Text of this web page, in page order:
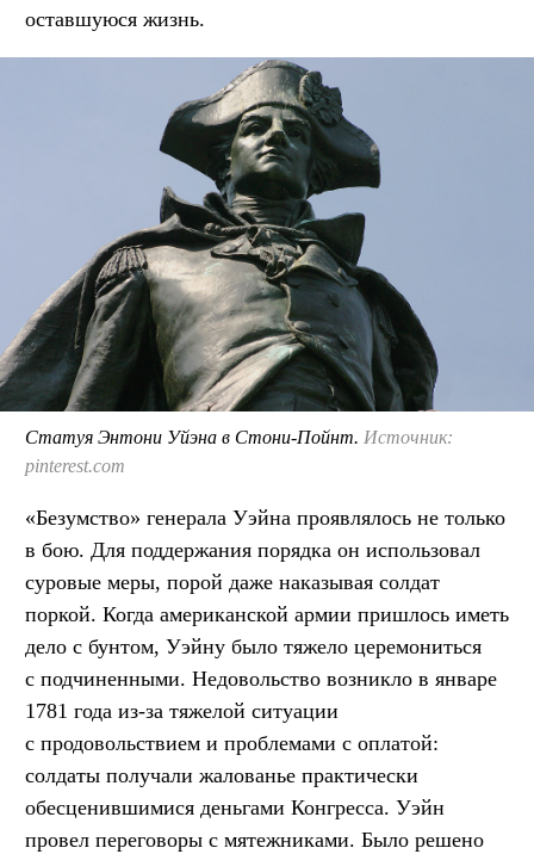
оставшуюся жизнь.
Статуя Энтони Уйэна в Стони-Пойнт. Источник:
pinterest.com
«Безумство» генерала Уэйна проявлялось не только
в бою. Для поддержания порядка он использовал
суровые меры, порой даже наказывая солдат
поркой. Когда американской армии пришлось иметь
дело с бунтом, Уэйну было тяжело церемониться
с подчиненными. Недовольство возникло в январе
1781 года из-за тяжелой ситуации
с продовольствием и проблемами с оплатой:
солдаты получали жалованье практически
обесценившимися деньгами Конгресса. Уэйн
провел пе­реговоры с мятежниками. Было решено